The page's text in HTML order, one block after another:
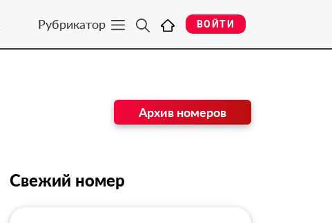
Рубрикатор ВОЙТИ
Архив номеров
Свежий номер